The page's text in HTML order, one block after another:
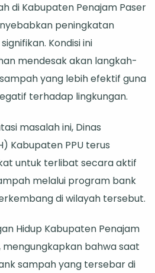
Kembangkan
190
Bank
Sampah
untuk
Pengelolaan
yang
Lebih
Efektif
di Kabupaten Penajam Paser
peningkatan
Kondisi ini
mendesak akan langkah-
yang lebih efektif guna
terhadap lingkungan.
masalah ini, Dinas
Kabupaten PPU terus
untuk terlibat secara aktif
melalui program bank
di wilayah tersebut.
Hidup Kabupaten Penajam
mengungkapkan bahwa saat
sampah yang tersebar di